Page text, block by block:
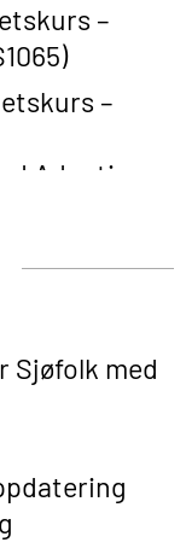
–
–
Adaptive
– with
med